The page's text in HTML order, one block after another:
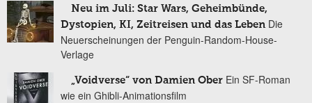
Neu im Juli: Star Wars, Geheimbünde,
Dystopien, KI, Zeitreisen und das Leben Die
Neuerscheinungen der Penguin-Random-House-
Verlage
„Voidverse“ von Damien Ober Ein SF-Roman
wie ein Ghibli-Animationsfilm